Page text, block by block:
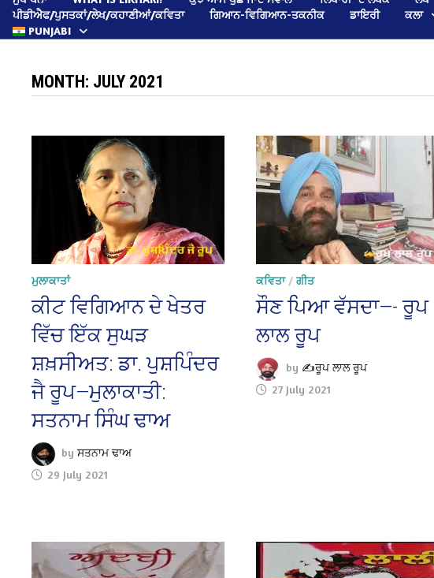
ਪੀਡੀਐਫ/ਪੁਸਤਕਾਂ/ਲੇਖ/ਕਹਾਣੀਆਂ/ਕਵਿਤਾ
ਗਿਆਨ-ਵਿਗਿਆਨ-ਤਕਨੀਕ ਡਾਇਰੀ ਕਲਾ
PUNJABI
MONTH: JULY 2021
ਮੁਲਾਕਾਤਾਂ
ਕੀਟ ਵਿਗਿਆਨ ਦੇ ਖੇਤਰ
ਵਿੱਚ ਇੱਕ ਸੁਘੜ
ਸ਼ਖ਼ਸੀਅਤ: ਡਾ. ਪੁਸ਼ਪਿੰਦਰ
ਜੈ ਰੂਪ—ਮੁਲਾਕਾਤੀ:
ਸਤਨਾਮ ਸਿੰਘ ਢਾਅ
byਸਤਨਾਮ ਢਾਅ
29 July 2021
ਕਵਿਤਾ/ ਗੀਤ
ਸੌਣ ਪਿਆ ਵੱਸਦਾ—- ਰੂਪ
ਲਾਲ ਰੂਪ
by ✍️ਰੂਪ ਲਾਲ ਰੂਪ
27 July 2021